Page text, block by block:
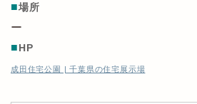
■場所
ー
■HP
成田住宅公園 | 千葉県の住宅展示場